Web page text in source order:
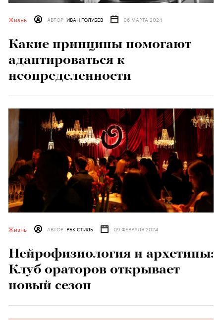
Жизнь АВТОР ИВАН ГОЛУБЕВ 06 МАРТА 2024
Какие принципы помогают
адаптироваться к
неопределенности
Жизнь АВТОР РБК СТИЛЬ 09 ФЕВРАЛЯ 2024
Нейрофизиология и архетипы:
Клуб ораторов открывает
новый сезон